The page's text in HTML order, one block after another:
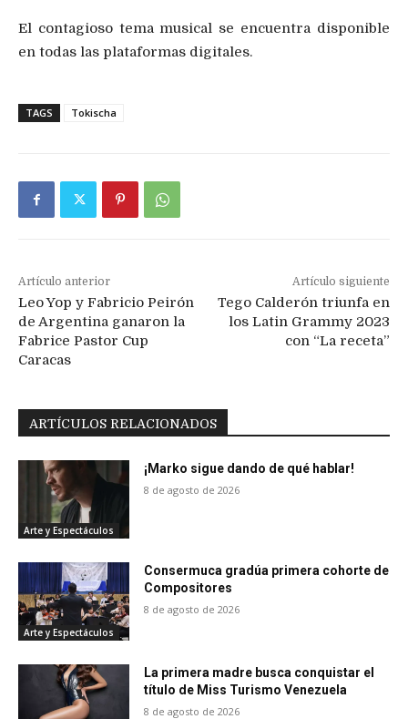
El contagioso tema musical se encuentra disponible
en todas las plataformas digitales.
TAGS Tokischa
Artículo anterior
Leo Yop y Fabricio Peirón
de Argentina ganaron la
Fabrice Pastor Cup
Caracas
Artículo siguiente
Tego Calderón triunfa en
los Latin Grammy 2023
con “La receta”
ARTÍCULOS RELACIONADOS
Arte y Espectáculos
¡Marko sigue dando de qué hablar!
8 de agosto de 2026
Arte y Espectáculos
Consermuca gradúa primera cohorte de
Compositores
8 de agosto de 2026
La primera madre busca conquistar el
título de Miss Turismo Venezuela
8 de agosto de 2026